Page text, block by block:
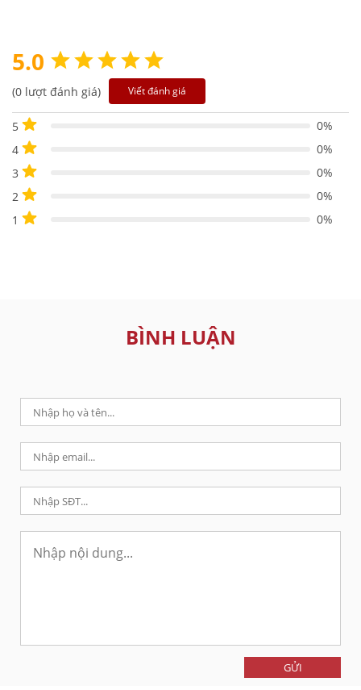
5.0
(0 lượt đánh giá) Viết đánh giá
5
0%
4
0%
3
0%
2
0%
1
0%
BÌNH LUẬN
GỬI